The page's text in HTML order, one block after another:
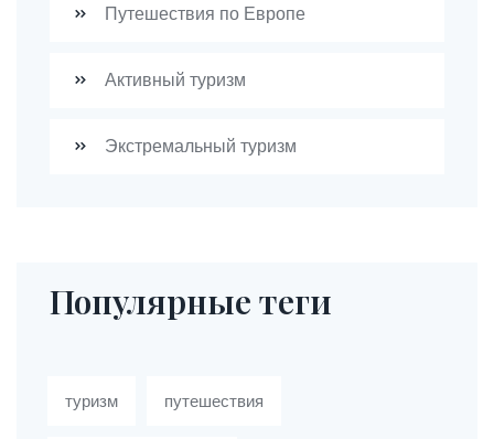
Путешествия по Европе
Активный туризм
Экстремальный туризм
Популярные теги
туризм путешествия